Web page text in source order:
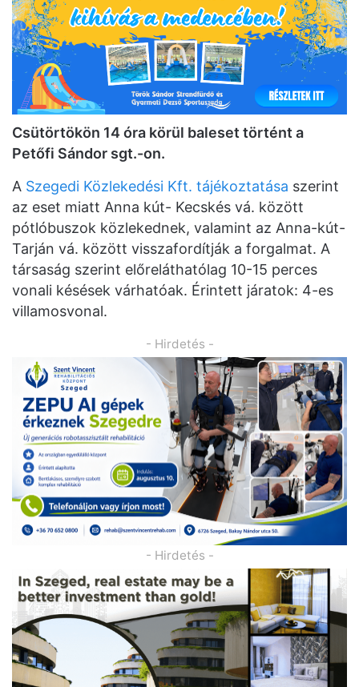
Csütörtökön 14 óra körül baleset történt a
Petőfi Sándor sgt.-on.
A Szegedi Közlekedési Kft. tájékoztatása szerint
az eset miatt Anna kút- Kecskés vá. között
pótlóbuszok közlekednek, valamint az Anna-kút-
Tarján vá. között visszafordítják a forgalmat. A
társaság szerint előreláthatólag 10-15 perces
vonali késések várhatóak. Érintett járatok: 4-es
villamosvonal.
- Hirdetés -
- Hirdetés -